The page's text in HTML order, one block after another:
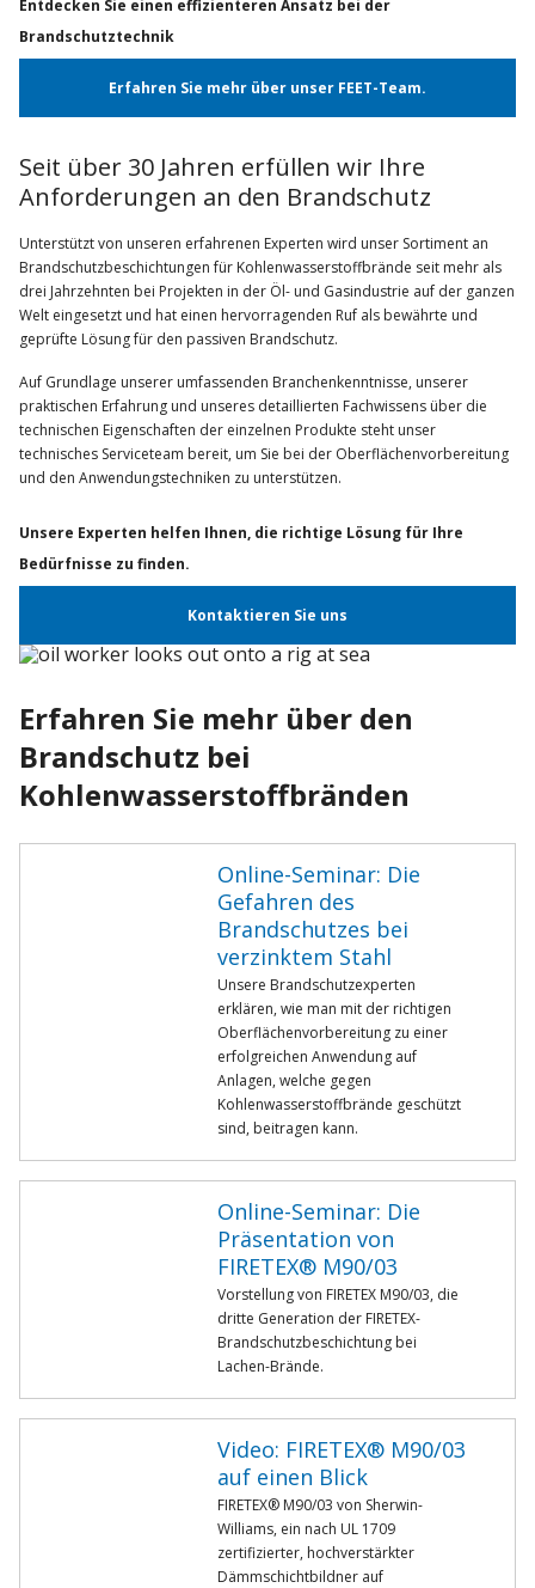
Entdecken Sie einen effizienteren Ansatz bei der
Brandschutztechnik
Erfahren Sie mehr über unser FEET-Team.
Seit über 30 Jahren erfüllen wir Ihre
Anforderungen an den Brandschutz
Unterstützt von unseren erfahrenen Experten wird unser Sortiment an
Brandschutzbeschichtungen für Kohlenwasserstoffbrände seit mehr als
drei Jahrzehnten bei Projekten in der Öl- und Gasindustrie auf der ganzen
Welt eingesetzt und hat einen hervorragenden Ruf als bewährte und
geprüfte Lösung für den passiven Brandschutz.
Auf Grundlage unserer umfassenden Branchenkenntnisse, unserer
praktischen Erfahrung und unseres detaillierten Fachwissens über die
technischen Eigenschaften der einzelnen Produkte steht unser
technisches Serviceteam bereit, um Sie bei der Oberflächenvorbereitung
und den Anwendungstechniken zu unterstützen.
Unsere Experten helfen Ihnen, die richtige Lösung für Ihre
Bedürfnisse zu finden.
Kontaktieren Sie uns
Erfahren Sie mehr über den
Brandschutz bei
Kohlenwasserstoffbränden
Online-Seminar: Die
Gefahren des
Brandschutzes bei
verzinktem Stahl
Unsere Brandschutzexperten
erklären, wie man mit der richtigen
Oberflächenvorbereitung zu einer
erfolgreichen Anwendung auf
Anlagen, welche gegen
Kohlenwasserstoffbrände geschützt
sind, beitragen kann.
Online-Seminar: Die
Präsentation von
FIRETEX® M90/03
Vorstellung von FIRETEX M90/03, die
dritte Generation der FIRETEX-
Brandschutzbeschichtung bei
Lachen-Brände.
Video: FIRETEX® M90/03
auf einen Blick
FIRETEX® M90/03 von Sherwin-
Williams, ein nach UL 1709
zertifizierter, hochverstärkter
Dämmschichtbildner auf